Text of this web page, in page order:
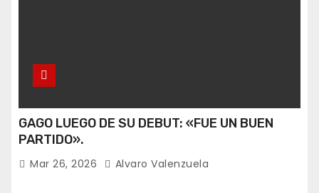
GAGO LUEGO DE SU DEBUT: «FUE UN BUEN
PARTIDO».
Mar 26, 2026 Alvaro Valenzuela